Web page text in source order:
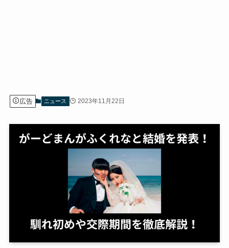
広告 ニュース 2023年11月22日